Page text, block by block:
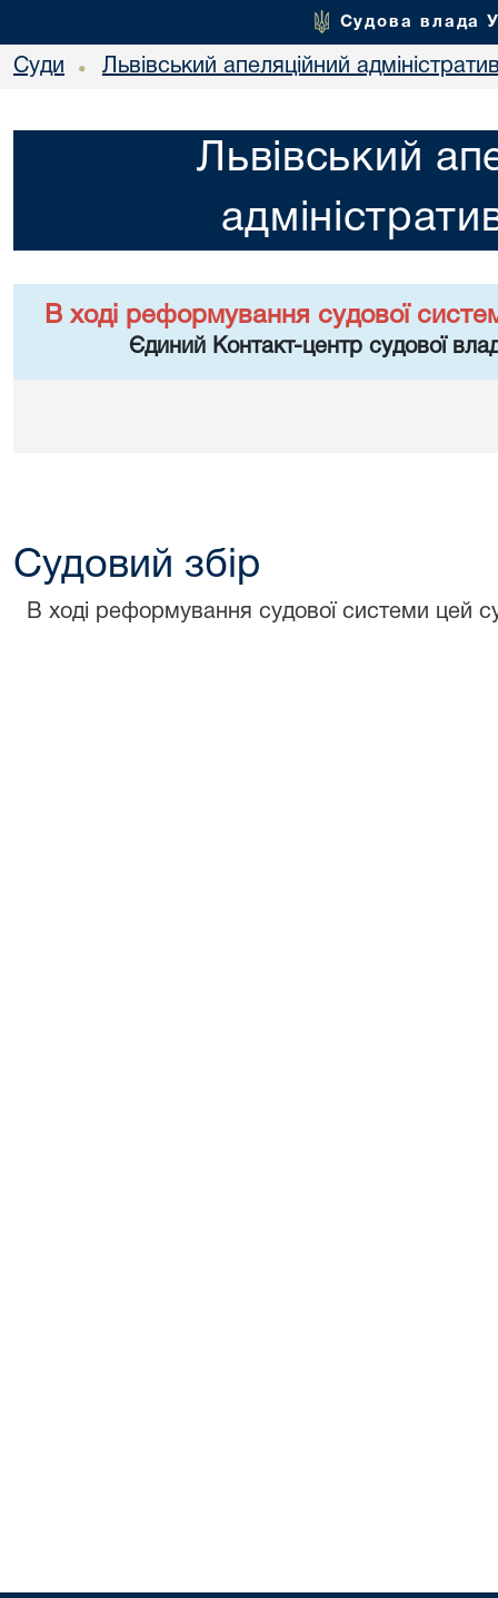
Судова влада
Суди • Львівський апеляційний
Львівський
В ході реформування судової
Єдиний Контакт-центр судової
Судовий збір
В ході реформування судової системи цей